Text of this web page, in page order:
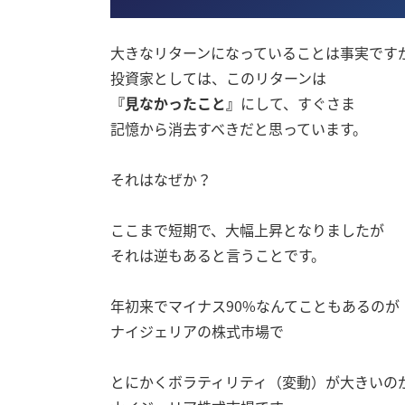
大きなリターンになっていることは事実です
投資家としては、このリターンは
『見なかったこと』 にして、すぐさま
記憶から消去すべきだと思っています。
それはなぜか？
ここまで短期で、大幅上昇となりましたが
それは逆もあると言うことです。
年初来でマイナス90%なんてこともあるのが
ナイジェリアの株式市場で
とにかくボラティリティ（変動）が大きいの